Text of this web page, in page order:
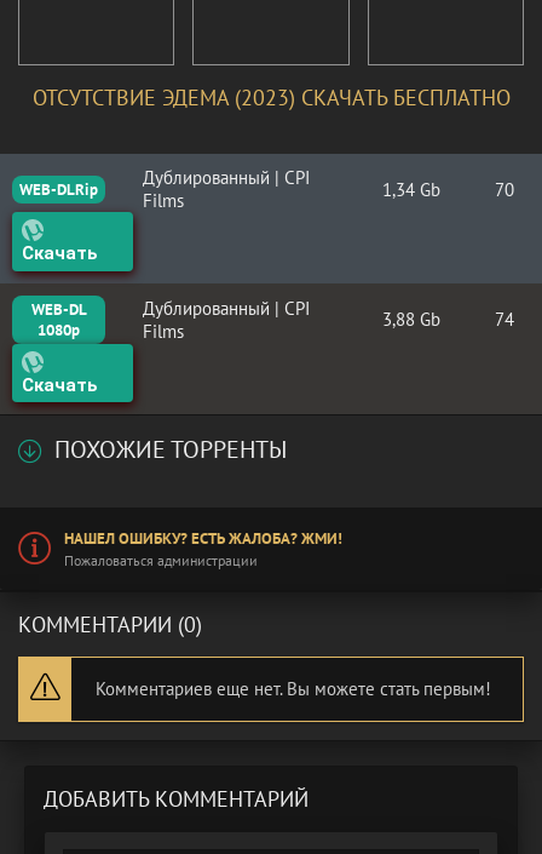
ОТСУТСТВИЕ ЭДЕМА (2023) СКАЧАТЬ БЕСПЛАТНО
WEB-DLRip
Дублированный | CPI
Films
1,34 Gb 70
Скачать
WEB-DL
1080p
Дублированный | CPI
Films
3,88 Gb 74
Скачать
ПОХОЖИЕ ТОРРЕНТЫ
НАШЕЛ ОШИБКУ? ЕСТЬ ЖАЛОБА? ЖМИ!
Пожаловаться администрации
КОММЕНТАРИИ (0)
Комментариев еще нет. Вы можете стать первым!
ДОБАВИТЬ КОММЕНТАРИЙ